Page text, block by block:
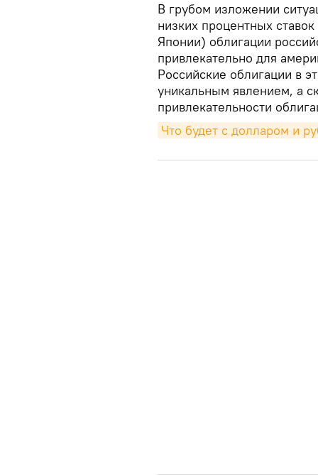
В грубом изложении
низких процентных
Японии) облигации
привлекательно для
Российские облигации в
уникальным явлением, а
привлекательности
Что будет с долларом и